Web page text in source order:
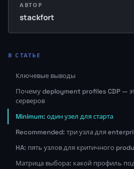
АВТОР
stackfort
В СТАТЬЕ
Ключевые выводы
Почему deployment profiles CDP —
серверов
Minimum: один узел для старта
Recommended: три узла для
HA: пять узлов для критичного
Матрица выбора: какой профиль